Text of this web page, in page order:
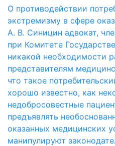
О противодействии
экстремизму в сфере
А. В. Синицин адвокат,
при Комитете
никакой необходимости
представителям
что такое
хорошо известно, как
недобросовестные
предъявлять
оказанных медицинских
манипулируют